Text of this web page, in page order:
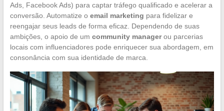
Ads, Facebook Ads) para captar tráfego qualificado e acelerar a
conversão. Automatize o email marketing para fidelizar e
reengajar seus leads de forma eficaz. Dependendo de suas
ambições, o apoio de um community managerou parcerias
locais com influenciadores pode enriquecer sua abordagem, em
consonância com sua identidade de marca.